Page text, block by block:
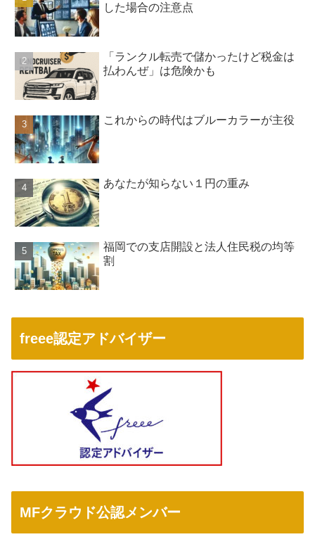
した場合の注意点
「ランクル転売で儲かったけど税金は
払わんぜ」は危険かも
これからの時代はブルーカラーが主役
あなたが知らない１円の重み
福岡での支店開設と法人住民税の均等
割
freee認定アドバイザー
MFクラウド公認メンバー